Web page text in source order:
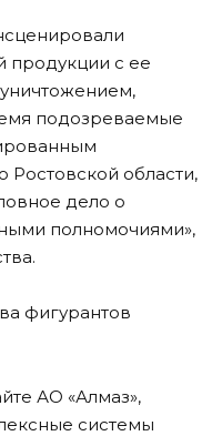
продукции с ее
подозреваемые
области,
дело о
полномочиями»,
фигурантов
АО «Алмаз»,
системы